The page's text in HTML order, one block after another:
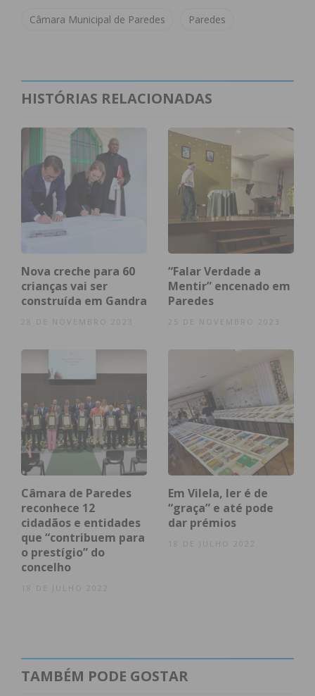
Subscreva a newsletter do
Assine nossa newsletter por e-mail e
obtenha de forma regular a informação
atualizada.
Eu li e concordo com ostermos e
condições
Câmara Municipal de Paredes Paredes
HISTÓRIAS RELACIONADAS
Nova creche para 60
crianças vai ser
construída em Gandra
“Falar Verdade a
Mentir” encenado em
Paredes
Câmara de Paredes
reconhece 12
cidadãos e entidades
que “contribuem para
o prestígio” do
concelho
Em Vilela, ler é de
“graça” e até pode
dar prémios
TAMBÉM PODE GOSTAR